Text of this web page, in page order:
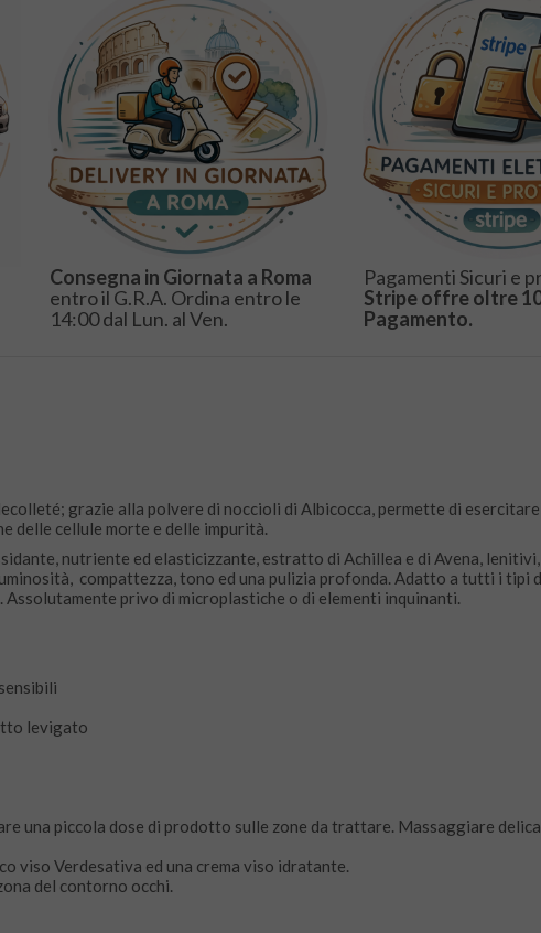
Consegna in Giornata a Roma
entro il G.R.A. Ordina entro le
14:00 dal Lun. al Ven.
Pagamenti Sicuri e
Stripe offre oltre
Pagamento.
grazie alla polvere di noccioli di Albicocca, permette di
delle cellule morte e delle impurità.
nutriente ed elasticizzante, estratto di Achillea e di Avena,
compattezza, tono ed una pulizia profonda. Adatto a tutti i tipi
privo di microplastiche o di elementi inquinanti.
levigato
una piccola dose di prodotto sulle zone da trattare. Massaggiare
viso Verdesativa ed una crema viso idratante.
del contorno occhi.